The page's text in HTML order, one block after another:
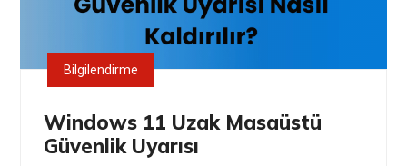
Bilgilendirme
Windows 11 Uzak Masaüstü
Güvenlik Uyarısı